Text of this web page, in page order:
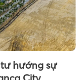
tư hướng sự